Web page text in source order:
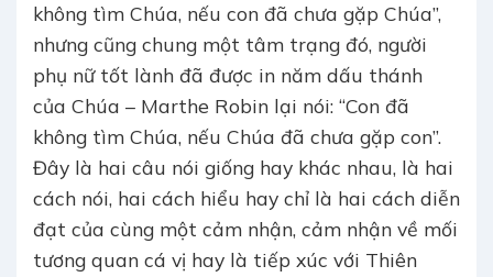
không tìm Chúa, nếu con đã chưa gặp Chúa”,
nhưng cũng chung một tâm trạng đó, người
phụ nữ tốt lành đã được in năm dấu thánh
của Chúa – Marthe Robin lại nói: “Con đã
không tìm Chúa, nếu Chúa đã chưa gặp con”.
Đây là hai câu nói giống hay khác nhau, là hai
cách nói, hai cách hiểu hay chỉ là hai cách diễn
đạt của cùng một cảm nhận, cảm nhận về mối
tương quan cá vị hay là tiếp xúc với Thiên